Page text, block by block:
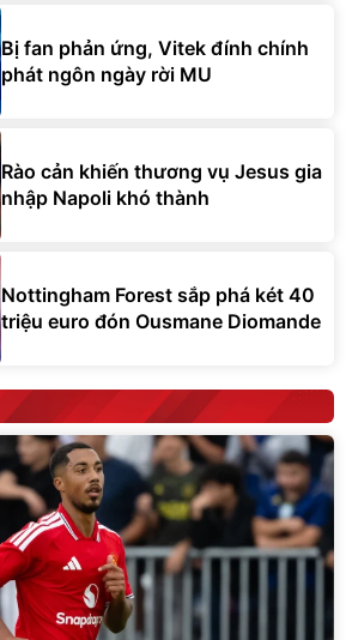
Bị fan phản ứng, Vitek đính chính
phát ngôn ngày rời MU
Rào cản khiến thương vụ Jesus gia
nhập Napoli khó thành
Nottingham Forest sắp phá két 40
triệu euro đón Ousmane Diomande